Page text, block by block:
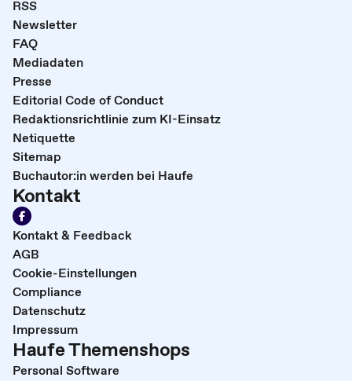
RSS
Newsletter
FAQ
Mediadaten
Presse
Editorial Code of Conduct
Redaktionsrichtlinie zum KI-Einsatz
Netiquette
Sitemap
Buchautor:in werden bei Haufe
Kontakt
Kontakt & Feedback
AGB
Cookie-Einstellungen
Compliance
Datenschutz
Impressum
Haufe Themenshops
Personal Software